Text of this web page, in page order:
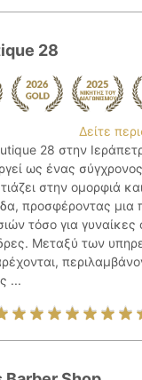
28
Δείτε
28 στην
ως ένας
στην ομορφιά
προσφέροντας μια
τόσο για γυναίκες
Μεταξύ των
...